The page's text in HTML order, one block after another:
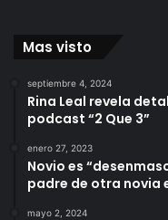
Mas visto
septiembre 4, 2024
Rina Leal revela
podcast “2 Que 3”
enero 27, 2023
Novio es
padre de otra novia
mayo 2, 2024